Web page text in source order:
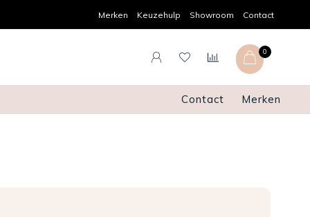
Persoonlijk advies Gratis
Merken Keuzehulp Showroom Contact
0
Contact Merken